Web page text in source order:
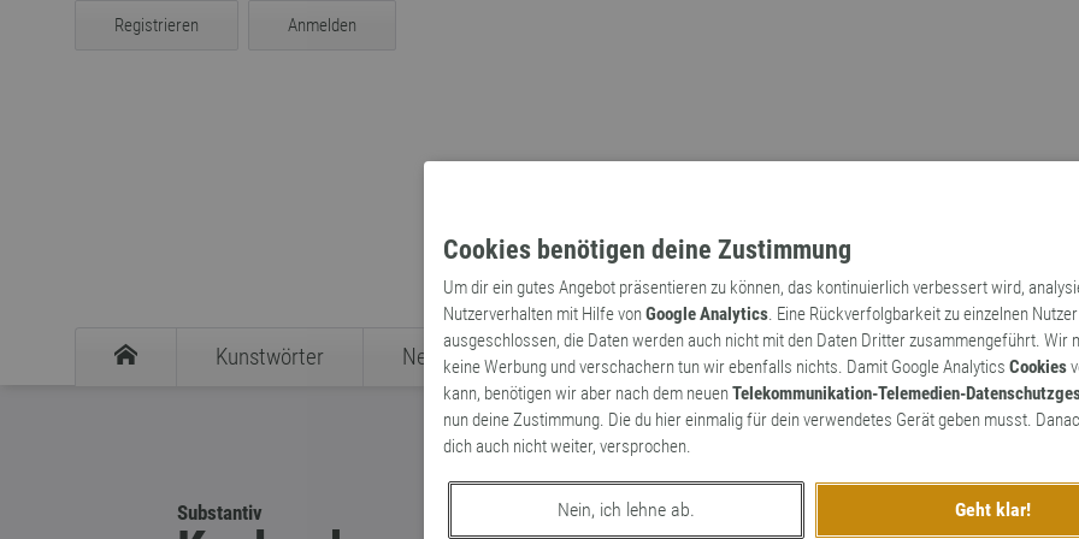
Cookies benötigen deine Zustimmung
Um dir ein gutes Angebot präsentieren zu können, das kontinuierlich verbessert wird,
Nutzerverhalten mit Hilfe vonGoogle Analytics. Eine Rückverfolgbarkeit zu einzelnen
ausgeschlossen, die Daten werden auch nicht mit den Daten Dritter zusammengeführt. Wir
keine Werbung und verschachern tun wir ebenfalls nichts. Damit Google Analytics Cookies
kann, benötigen wir aber nach dem neuenTelekommunikation-Telemedien-
nun deine Zustimmung. Die du hier einmalig für dein verwendetes Gerät geben musst.
dich auch nicht weiter, versprochen.
Nein, ich lehne ab. Geht klar!
Registrieren Anmelden
Kunstwörter Neologismen Archaismen Markennamen
Substantiv